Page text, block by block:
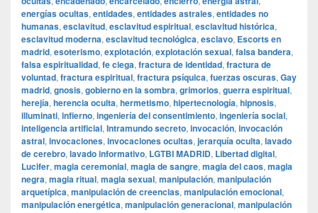
energías ocultas, entidades, entidades astrales, entidades no
humanas, esclavitud, esclavitud espiritual, esclavitud histórica,
esclavitud moderna, esclavitud tecnológica, esclavo, Escorts en
madrid, esoterismo, explotación, explotación sexual, falsa bandera,
falsa espiritualidad, fe ciega, fractura de identidad, fractura de
voluntad, fractura espiritual, fractura psíquica, fuerzas oscuras, Gay
madrid, gnosis, gobierno en la sombra, grimorios, guerra espiritual,
herejía, herencia oculta, hermetismo, hipertecnología, hipnosis,
illuminati, infierno, ingeniería del consentimiento, ingeniería social,
inteligencia artificial, Intramundo secreto, invocación, invocación
astral, invocaciones, invocaciones ocultas, jerarquía oculta, lavado
de cerebro, lavado informativo, LGTBI MADRID, Libertad digital,
Lucifer, magia ceremonial, magia de sangre, magia del caos, magia
negra, magia ritual, magia sexual, manipulación, manipulación
arquetípica, manipulación de creencias, manipulación emocional,
manipulación energética, manipulación generacional, manipulación